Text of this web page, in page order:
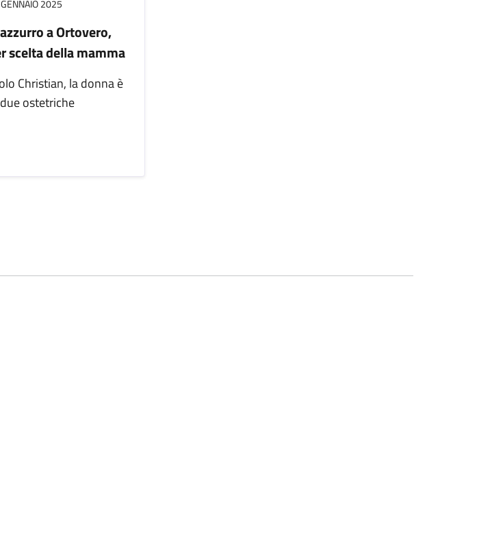
2025
a Ortovero,
scelta della mamma
Christian, la donna è
ostetriche